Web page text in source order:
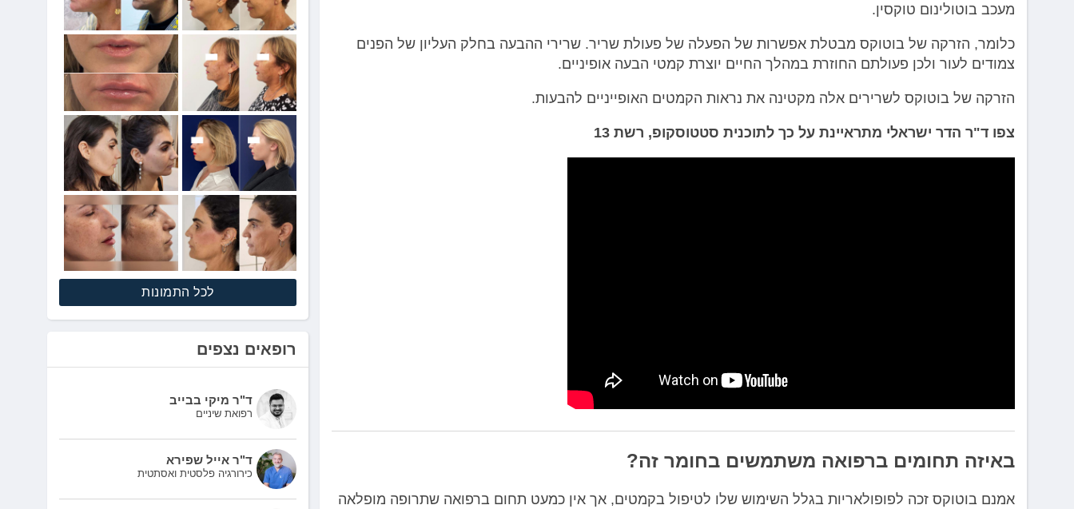
מעכב בוטולינום טוקסין.
כלומר, הזרקה של בוטוקס מבטלת אפשרות של הפעלה של פעולת שריר. שרירי ההבעה בחלק העליון של הפנים
צמודים לעור ולכן פעולתם החוזרת במהלך החיים יוצרת קמטי הבעה אופיניים.
הזרקה של בוטוקס לשרירים אלה מקטינה את נראות הקמטים האופייניים להבעות.
צפו ד"ר הדר ישראלי מתראיינת על כך לתוכנית סטטוסקופ, רשת 13
באיזה תחומים ברפואה משתמשים בחומר זה?
אמנם בוטוקס זכה לפופולאריות בגלל השימוש שלו לטיפול בקמטים, אך אין כמעט תחום ברפואה שתרופה מופלאה
לכל התמונות
רופאים נצפים
ד"ר מיקי בבייב
רפואת שיניים
ד"ר אייל שפירא
כירורגיה פלסטית ואסתטית